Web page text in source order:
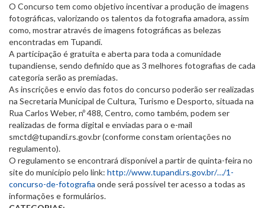
O Concurso tem como objetivo incentivar a produção de imagens
fotográficas, valorizando os talentos da fotografia amadora, assim
como, mostrar através de imagens fotográficas as belezas
encontradas em Tupandi.
A participação é gratuita e aberta para toda a comunidade
tupandiense, sendo definido que as 3 melhores fotografias de cada
categoria serão as premiadas.
As inscrições e envio das fotos do concurso poderão ser realizadas
na Secretaria Municipal de Cultura, Turismo e Desporto, situada na
Rua Carlos Weber, nº 488, Centro, como também, podem ser
realizadas de forma digital e enviadas para o e-mail
smctd@tupandi.rs.gov.br (conforme constam orientações no
regulamento).
O regulamento se encontrará disponível a partir de quinta-feira no
site do município pelo link: http://www.tupandi.rs.gov.br/…/1-
concurso-de-fotografia onde será possível ter acesso a todas as
informações e formulários.